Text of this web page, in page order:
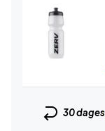
30 dages